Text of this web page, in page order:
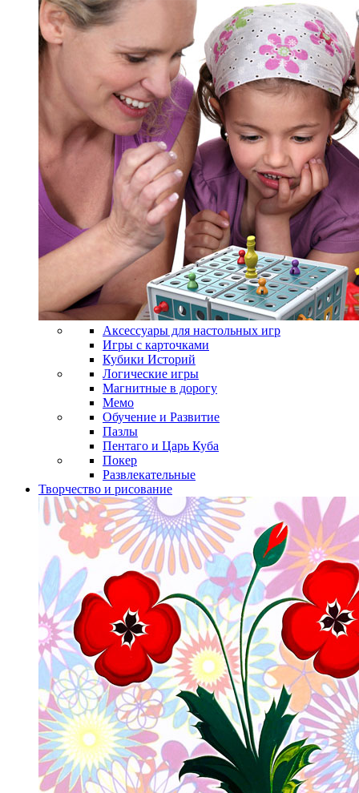
Аксессуары для настольных игр
Игры с карточками
Кубики Историй
Логические игры
Магнитные в дорогу
Мемо
Обучение и Развитие
Пазлы
Пентаго и Царь Куба
Покер
Развлекательные
Творчество и рисование